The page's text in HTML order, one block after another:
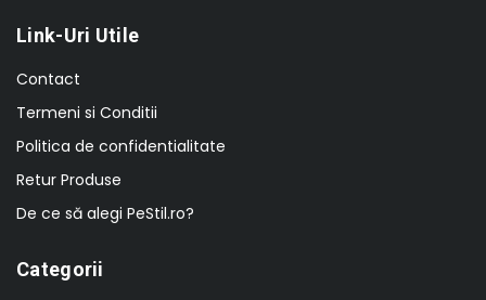
Link-Uri Utile
Contact
Termeni si Conditii
Politica de confidentialitate
Retur Produse
De ce să alegi PeStil.ro?
Categorii